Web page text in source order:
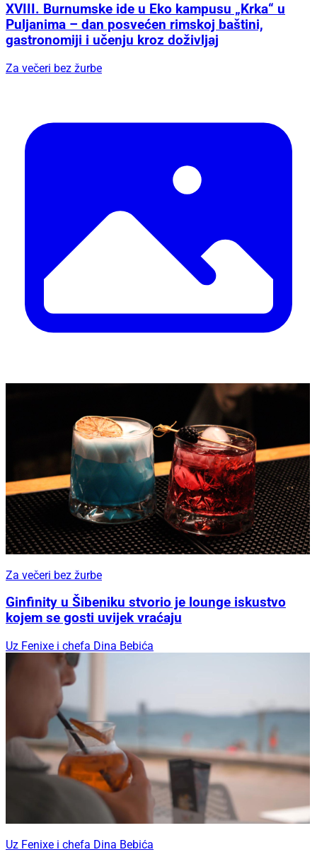
XVIII. Burnumske ide u Eko kampusu „Krka“ u
Puljanima – dan posvećen rimskoj baštini,
gastronomiji i učenju kroz doživljaj
Za večeri bez žurbe
Za večeri bez žurbe
Ginfinity u Šibeniku stvorio je lounge iskustvo
kojem se gosti uvijek vraćaju
Uz Fenixe i chefa Dina Bebića
Uz Fenixe i chefa Dina Bebića